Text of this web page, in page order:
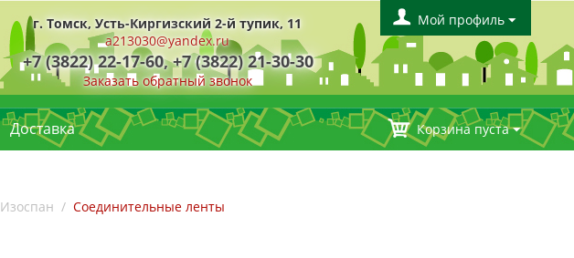
г. Томск, Усть-Киргизский 2-й тупик, 11
a213030@yandex.ru
+7 (3822) 22-17-60, +7 (3822) 21-30-30
Заказать обратный звонок
Мой профиль
Доставка Корзина пуста
Изоспан / Соединительные ленты